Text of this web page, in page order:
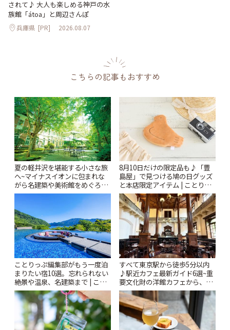
されて♪ 大人も楽しめる神戸の水
族館「átoa」と周辺さんぽ
兵庫県 [PR] 2026.08.07
こちらの記事もおすすめ
夏の軽井沢を堪能する小さな旅
へ~マイナスイオンに包まれな
がら名建築や美術館をめぐろう
~ | ことりっぷ
8月10日だけの限定品も♪「豊
島屋」で見つける鳩の日グッズ
と本店限定アイテム | ことりっ
ぷ
ことりっぷ編集部がもう一度泊
まりたい宿10選。忘れられない
絶景や温泉、名建築まで | こと
りっぷ
すべて東京駅から徒歩5分以内
♪駅近カフェ最新ガイド6選~重
要文化財の洋館カフェから、改
札すぐのレトロ喫茶まで~ | こと
りっぷ